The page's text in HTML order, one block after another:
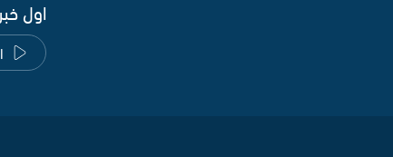
اول خبر